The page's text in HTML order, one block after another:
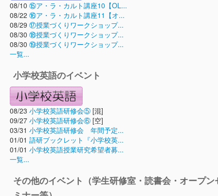
08/10 ⑮ア・ラ・カルト講座10【OL...
08/22 ⑯ア・ラ・カルト講座11【オ...
08/29 ⑰授業づくりワークショップ...
08/30 ⑱授業づくりワークショップ...
08/30 ⑲授業づくりワークショップ...
一覧...
小学校英語のイベント
08/23 小学校英語研修会⑤ [混]
09/27 小学校英語研修会⑥ [空]
03/31 小学校英語研修会 年間予定...
01/01 語研ブックレット『小学校英...
01/01 小学校英語授業研究希望者募...
一覧...
その他のイベント（学生研修室・読書会・オープン